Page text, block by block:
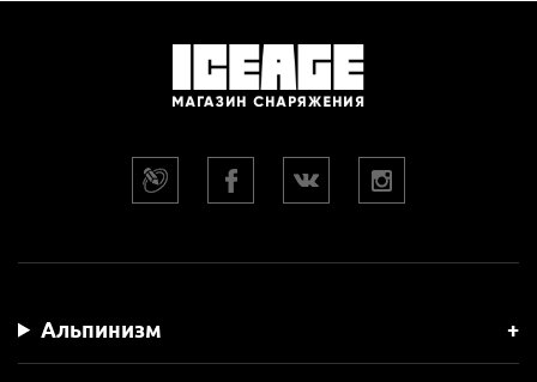
Альпинизм